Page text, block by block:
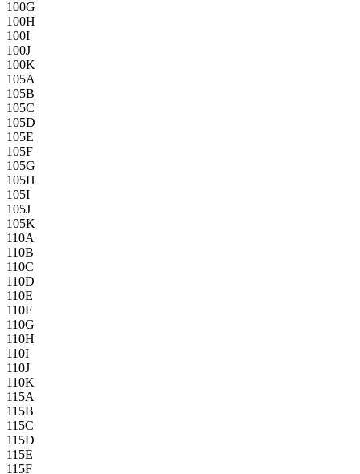
100G
100H
100I
100J
100K
105A
105B
105C
105D
105E
105F
105G
105H
105I
105J
105K
110A
110B
110C
110D
110E
110F
110G
110H
110I
110J
110K
115A
115B
115C
115D
115E
115F